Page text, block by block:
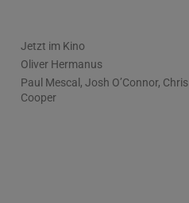
Jetzt im Kino
Oliver Hermanus
Paul Mescal , Josh O’Connor, Chris
Cooper